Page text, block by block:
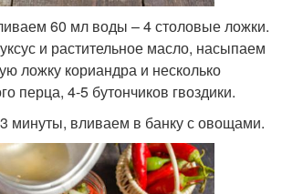
60 мл воды – 4 столовые ложки.
и растительное масло, насыпаем
ложку кориандра и несколько
перца, 4-5 бутончиков гвоздики.
минуты, вливаем в банку с овощами.